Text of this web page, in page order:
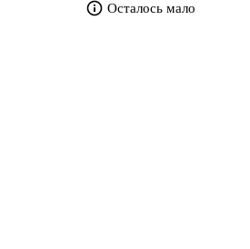
Осталось мало